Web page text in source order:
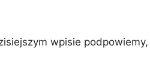
wpisie